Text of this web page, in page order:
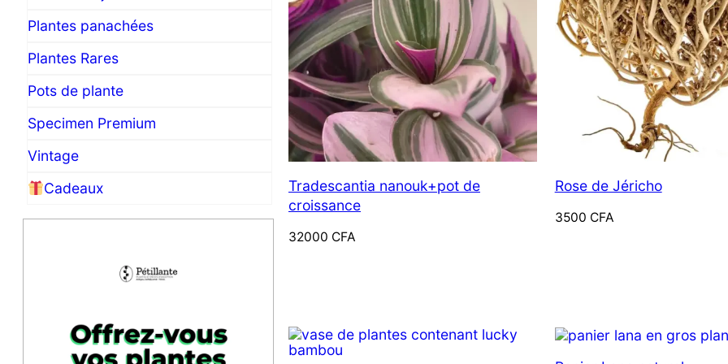
Plantes panachées
Plantes Rares
Pots de plante
Specimen Premium
Vintage
Cadeaux
ancien
Tradescantia nanouk+pot de
croissance
32000 CFA
Rose de Jéricho
3500 CFA